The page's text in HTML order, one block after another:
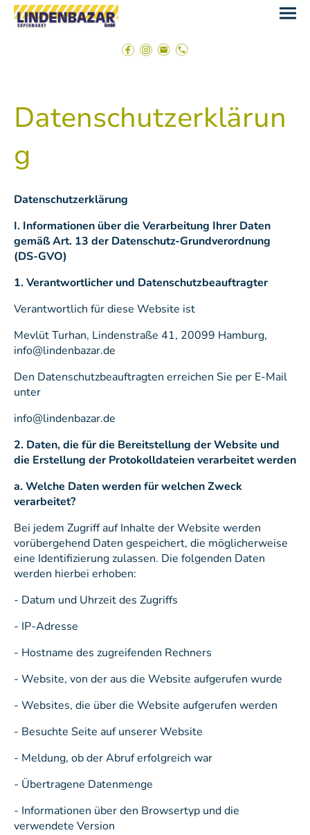
Datenschutzerklärun
g
Datenschutzerklärung
I. Informationen über die Verarbeitung Ihrer Daten
gemäß Art. 13 der Datenschutz-Grundverordnung
(DS-GVO)
1. Verantwortlicher und Datenschutzbeauftragter
Verantwortlich für diese Website ist
Mevlüt Turhan, Lindenstraße 41, 20099 Hamburg,
info@lindenbazar.de
Den Datenschutzbeauftragten erreichen Sie per E-Mail
unter
info@lindenbazar.de
2. Daten, die für die Bereitstellung der Website und
die Erstellung der Protokolldateien verarbeitet werden
a. Welche Daten werden für welchen Zweck
verarbeitet?
Bei jedem Zugriff auf Inhalte der Website werden
vorübergehend Daten gespeichert, die möglicherweise
eine Identifizierung zulassen. Die folgenden Daten
werden hierbei erhoben:
- Datum und Uhrzeit des Zugriffs
- IP-Adresse
- Hostname des zugreifenden Rechners
- Website, von der aus die Website aufgerufen wurde
- Websites, die über die Website aufgerufen werden
- Besuchte Seite auf unserer Website
- Meldung, ob der Abruf erfolgreich war
- Übertragene Datenmenge
- Informationen über den Browsertyp und die
verwendete Version